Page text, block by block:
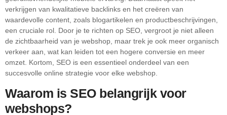
verkrijgen van kwalitatieve backlinks en het creëren van
waardevolle content, zoals blogartikelen en productbeschrijvingen,
een cruciale rol. Door je te richten op SEO, vergroot je niet alleen
de zichtbaarheid van je webshop, maar trek je ook meer organisch
verkeer aan, wat kan leiden tot een hogere conversie en meer
omzet. Kortom, SEO is een essentieel onderdeel van een
succesvolle online strategie voor elke webshop.
Waarom is SEO belangrijk voor
webshops?